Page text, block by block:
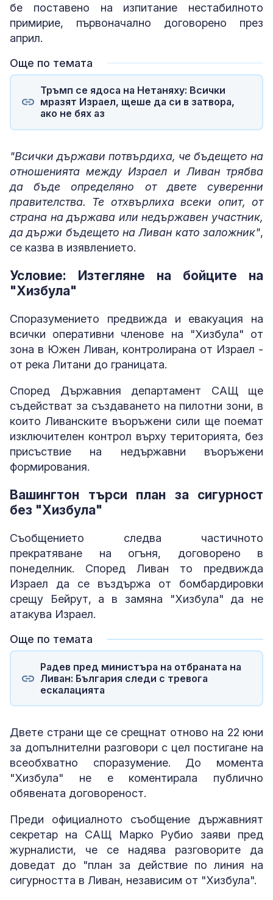
бе поставено на изпитание нестабилното
примирие, първоначално договорено през
април.
Още по темата
Тръмп се ядоса на Нетаняху: Всички
мразят Израел, щеше да си в затвора,
ако не бях аз
"Всички държави потвърдиха, че бъдещето на
отношенията между Израел и Ливан трябва
да бъде определяно от двете суверенни
правителства. Те отхвърлиха всеки опит, от
страна на държава или недържавен участник,
да държи бъдещето на Ливан като заложник",
се казва в изявлението.
Условие: Изтегляне на бойците на
"Хизбула"
Споразумението предвижда и евакуация на
всички оперативни членове на "Хизбула" от
зона в Южен Ливан, контролирана от Израел -
от река Литани до границата.
Според Държавния департамент САЩ ще
съдействат за създаването на пилотни зони, в
които Ливанските въоръжени сили ще поемат
изключителен контрол върху територията, без
присъствие на недържавни въоръжени
формирования.
Вашингтон търси план за сигурност
без "Хизбула"
Съобщението следва частичното
прекратяване на огъня, договорено в
понеделник. Според Ливан то предвижда
Израел да се въздържа от бомбардировки
срещу Бейрут, а в замяна "Хизбула" да не
атакува Израел.
Още по темата
Радев пред министъра на отбраната на
Ливан: България следи с тревога
ескалацията
Двете страни ще се срещнат отново на 22 юни
за допълнителни разговори с цел постигане на
всеобхватно споразумение. До момента
"Хизбула" не е коментирала публично
обявената договореност.
Преди официалното съобщение държавният
секретар на САЩ Марко Рубио заяви пред
журналисти, че се надява разговорите да
доведат до "план за действие по линия на
сигурността в Ливан, независим от "Хизбула".